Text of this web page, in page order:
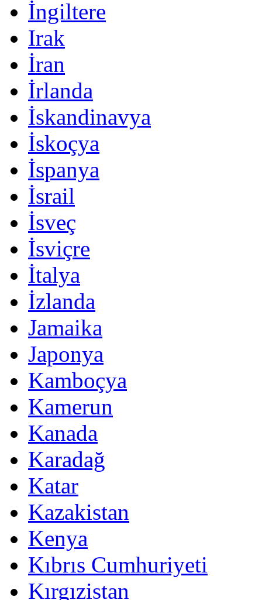
İngiltere
Irak
İran
İrlanda
İskandinavya
İskoçya
İspanya
İsrail
İsveç
İsviçre
İtalya
İzlanda
Jamaika
Japonya
Kamboçya
Kamerun
Kanada
Karadağ
Katar
Kazakistan
Kenya
Kıbrıs Cumhuriyeti
Kırgızistan